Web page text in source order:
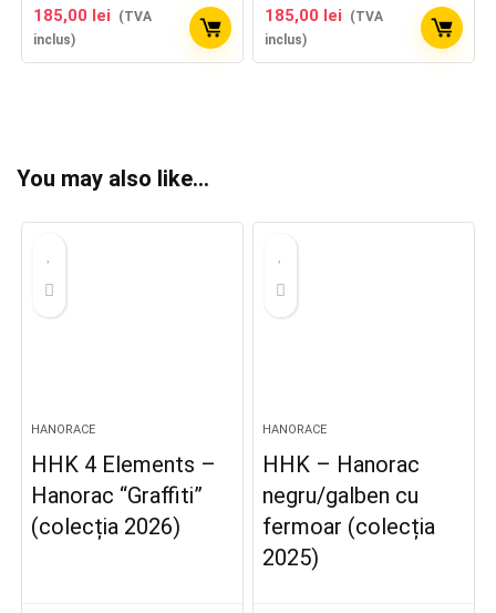
185,00 lei
(TVA
inclus)
185,00 lei
(TVA
inclus)
You may also like…
HANORACE
HHK 4 Elements –
Hanorac “Graffiti”
(colecția 2026)
HANORACE
HHK – Hanorac
negru/galben cu
fermoar (colecția
2025)